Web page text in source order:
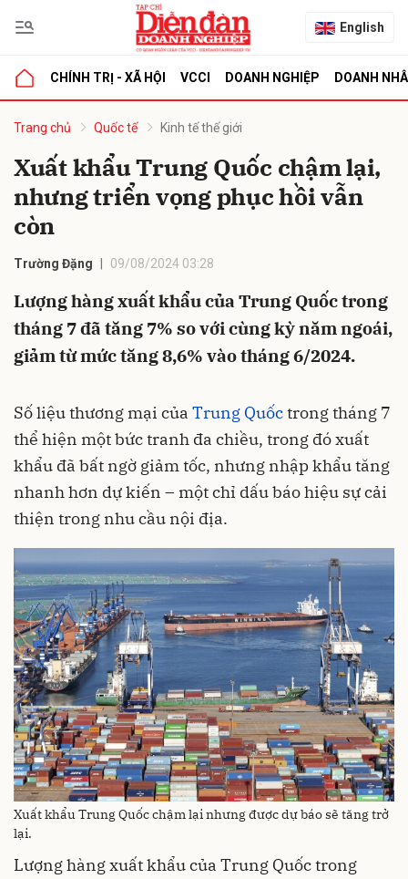
English
CHÍNH TRỊ - XÃ HỘI VCCI DOANH NGHIỆP DOANH
Trang chủ Quốc tế Kinh tế thế giới
Xuất khẩu Trung Quốc chậm lại,
nhưng triển vọng phục hồi vẫn
còn
Trường Đặng 09/08/2024 03:28
Lượng hàng xuất khẩu của Trung Quốc trong
tháng 7 đã tăng 7% so với cùng kỳ năm ngoái,
giảm từ mức tăng 8,6% vào tháng 6/2024.
Số liệu thương mại của Trung Quốctrong tháng 7
thể hiện một bức tranh đa chiều, trong đó xuất
khẩu đã bất ngờ giảm tốc, nhưng nhập khẩu tăng
nhanh hơn dự kiến – một chỉ dấu báo hiệu sự cải
thiện trong nhu cầu nội địa.
Xuất khẩu Trung Quốc chậm lại nhưng được dự báo sẽ tăng trở
lại.
Lượng hàng xuất khẩu của Trung Quốc trong
luận
Hủy